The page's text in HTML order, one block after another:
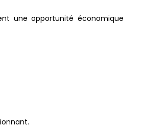
une opportunité économique